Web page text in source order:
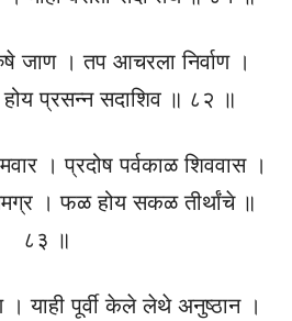
जाण । तप आचरला निर्वाण ।
होय प्रसन्न सदाशिव ॥ ८२ ॥
। प्रदोष पर्वकाळ शिववास ।
। फळ होय सकळ तीर्थांचे ॥
८३ ॥
। याही पूर्वी केले लेथे अनुष्ठान ।